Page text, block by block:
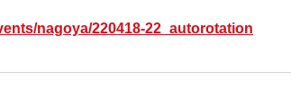
nagoya/220418-22_autorotation